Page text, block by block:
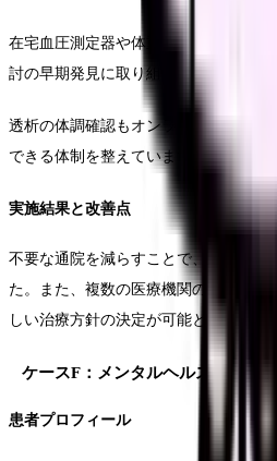
在宅血圧測定器や体重計のデータを活
討の早期発見に取り組んでいます。
透析の体調確認もオンラインで実施し
できる体制を整えています。
実施結果と改善点
不要な通院を減らすことで、患者さん
た。また、複数の医療機関のデータを
しい治療方針の決定が可能となってい
ケースF：メンタルヘルスケアが
患者プロフィール